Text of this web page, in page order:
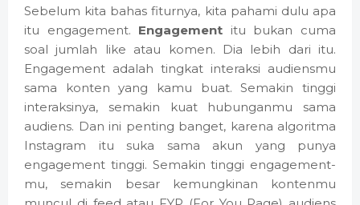
Sebelum kita bahas fiturnya, kita pahami dulu apa
itu engagement. Engagement itu bukan cuma
soal jumlah like atau komen. Dia lebih dari itu.
Engagement adalah tingkat interaksi audiensmu
sama konten yang kamu buat. Semakin tinggi
interaksinya, semakin kuat hubunganmu sama
audiens. Dan ini penting banget, karena algoritma
Instagram itu suka sama akun yang punya
engagement tinggi. Semakin tinggi engagement-
mu, semakin besar kemungkinan kontenmu